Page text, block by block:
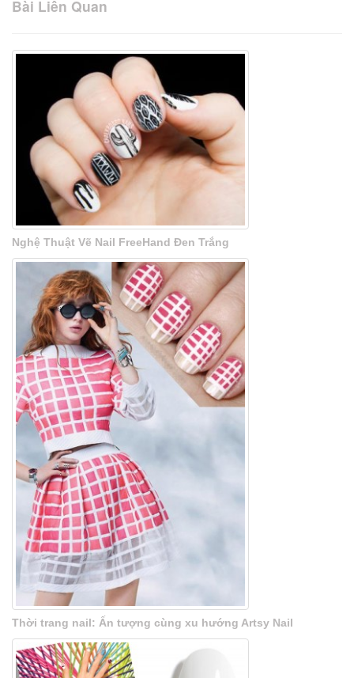
Bài Liên Quan
Nghệ Thuật Vẽ Nail FreeHand Đen Trắng
Thời trang nail: Ấn tượng cùng xu hướng Artsy Nail